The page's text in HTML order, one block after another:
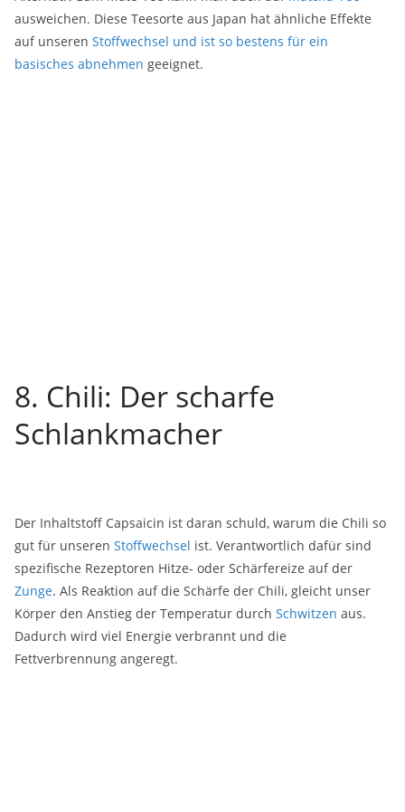
ausweichen. Diese Teesorte aus Japan hat ähnliche Effekte
auf unseren Stoffwechsel und ist so bestens für ein
basisches abnehmen geeignet.
8. Chili: Der scharfe
Schlankmacher
Der Inhaltstoff Capsaicin ist daran schuld, warum die Chili so
gut für unseren Stoffwechsel ist. Verantwortlich dafür sind
spezifische Rezeptoren Hitze- oder Schärfereize auf der
Zunge. Als Reaktion auf die Schärfe der Chili, gleicht unser
Körper den Anstieg der Temperatur durch Schwitzen aus.
Dadurch wird viel Energie verbrannt und die
Fettverbrennung angeregt.